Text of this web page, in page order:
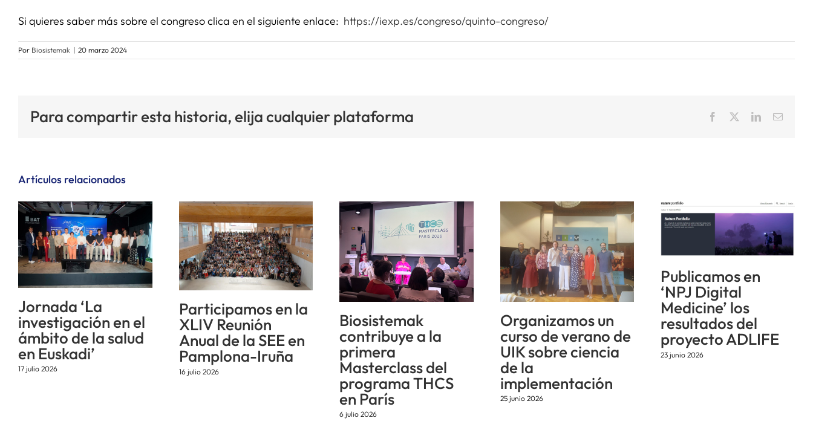
Si quieres saber más sobre el congreso clica en el siguiente enlace: https://iexp.es/congreso/quinto-congreso/
Por Biosistemak | 20 marzo 2024
Para compartir esta historia, elija cualquier plataforma Facebook LinkedInCorreo
Artículos relacionados
Jornada ‘La
investigación en el
ámbito de la salud
en Euskadi’
17 julio 2026
Participamos en la
XLIV Reunión
Anual de la SEE en
Pamplona-Iruña
16 julio 2026
Biosistemak
contribuye a la
primera
Masterclass del
programa THCS
en París
6 julio 2026
Organizamos un
curso de verano de
UIK sobre ciencia
de la
implementación
25 junio 2026
Publicamos en
‘NPJ Digital
Medicine’ los
resultados del
proyecto ADLIFE
23 junio 2026